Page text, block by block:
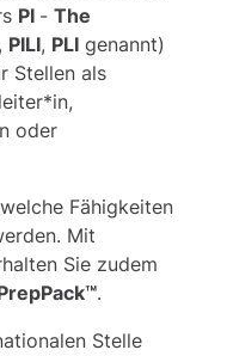
PI - The
, PILI, PLI genannt)
Stellen als
oder
Fähigkeiten
Mit
Sie zudem
.
Stelle